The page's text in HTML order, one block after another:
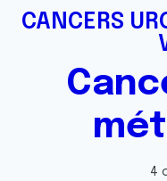
CANCERS
4